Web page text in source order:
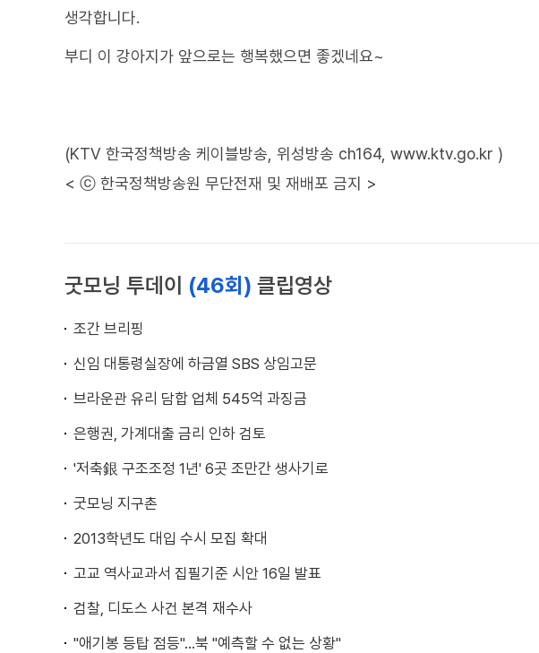
생각합니다.
부디 이 강아지가 앞으로는 행복했으면 좋겠네요~
(KTV 한국정책방송 케이블방송, 위성방송 ch164, www.ktv.go.kr )
< ⓒ 한국정책방송원 무단전재 및 재배포 금지 >
굿모닝 투데이 (46회) 클립영상
조간 브리핑
신임 대통령실장에 하금열 SBS 상임고문
브라운관 유리 담합 업체 545억 과징금
은행권, 가계대출 금리 인하 검토
'저축銀 구조조정 1년' 6곳 조만간 생사기로
굿모닝 지구촌
2013학년도 대입 수시 모집 확대
고교 역사교과서 집필기준 시안 16일 발표
검찰, 디도스 사건 본격 재수사
"애기봉 등탑 점등"...북 "예측할 수 없는 상황"